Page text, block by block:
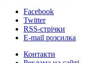
Facebook
Twitter
RSS-стрічки
E-mail розсилка
Контакти